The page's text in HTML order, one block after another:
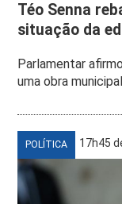
Téo Senna
situação da
Parlamentar
uma obra
POLÍTICA 17h45